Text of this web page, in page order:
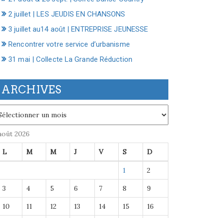
2 juillet | LES JEUDIS EN CHANSONS
3 juillet au14 août | ENTREPRISE JEUNESSE
Rencontrer votre service d’urbanisme
31 mai | Collecte La Grande Réduction
ARCHIVES
2026
L M M J V S D
1 2
3 4 5 6 7 8 9
10 11 12 13 14 15 16